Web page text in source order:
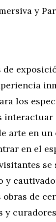
y
de
los
interactuar
arte en
en el
se
y
de
y